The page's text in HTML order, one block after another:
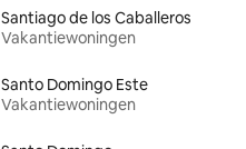
Santiago de los Caballeros
Vakantiewoningen
Santo Domingo Este
Vakantiewoningen